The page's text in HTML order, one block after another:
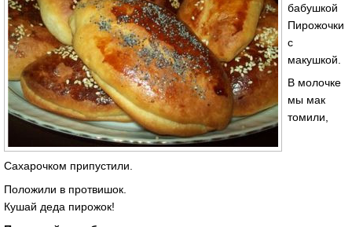
бабушкой
Пирожочки
с
макушкой.
В молочке
мы мак
томили,
Сахарочком припустили.
Положили в протвишок.
Кушай деда пирожок!